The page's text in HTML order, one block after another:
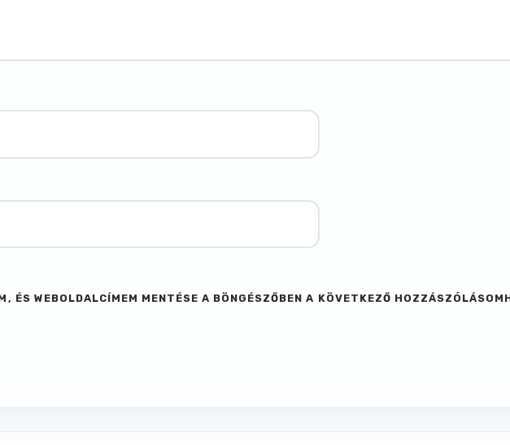
ÉS WEBOLDALCÍMEM MENTÉSE A BÖNGÉSZŐBEN A KÖVETKEZŐ